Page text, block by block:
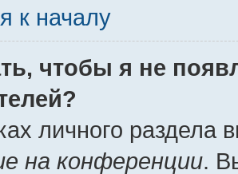
к началу
чтобы я не
личного
на конференции.